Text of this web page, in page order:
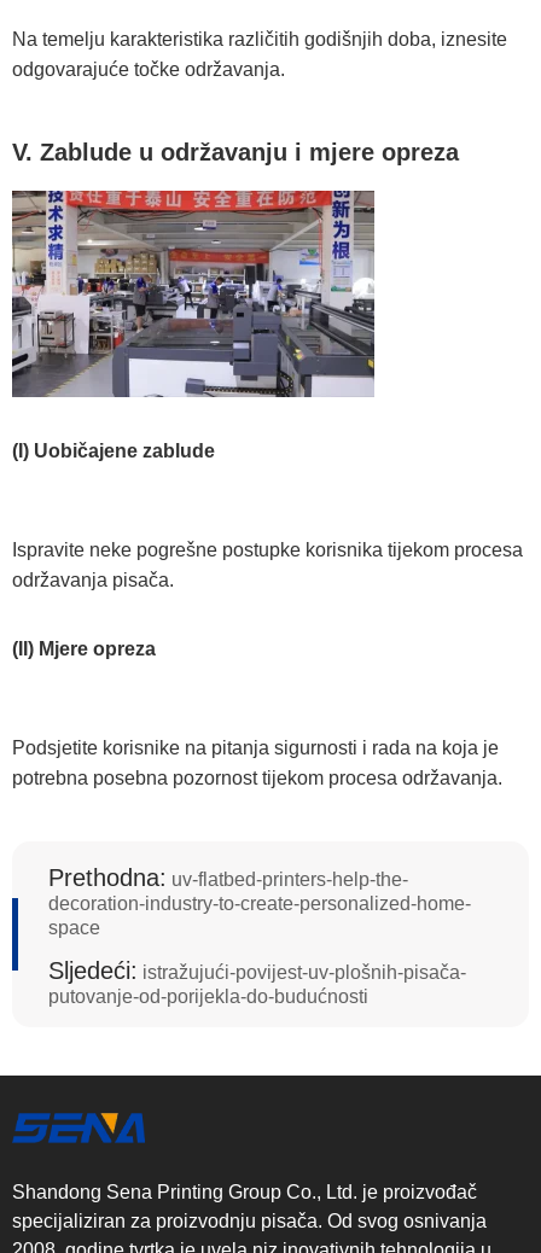
Na temelju karakteristika različitih godišnjih doba, iznesite
odgovarajuće točke održavanja.
V. Zablude u održavanju i mjere opreza
(I) Uobičajene zablude
Ispravite neke pogrešne postupke korisnika tijekom procesa
održavanja pisača.
(II) Mjere opreza
Podsjetite korisnike na pitanja sigurnosti i rada na koja je
potrebna posebna pozornost tijekom procesa održavanja.
Prethodna: uv-flatbed-printers-help-the-
decoration-industry-to-create-personalized-home-
space
Sljedeći: istražujući-povijest-uv-plošnih-pisača-
putovanje-od-porijekla-do-budućnosti
Shandong Sena Printing Group Co., Ltd. je proizvođač
specijaliziran za proizvodnju pisača. Od svog osnivanja